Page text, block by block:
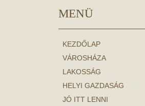
MENÜ
KEZDŐLAP
VÁROSHÁZA
LAKOSSÁG
HELYI GAZDASÁG
JÓ ITT LENNI